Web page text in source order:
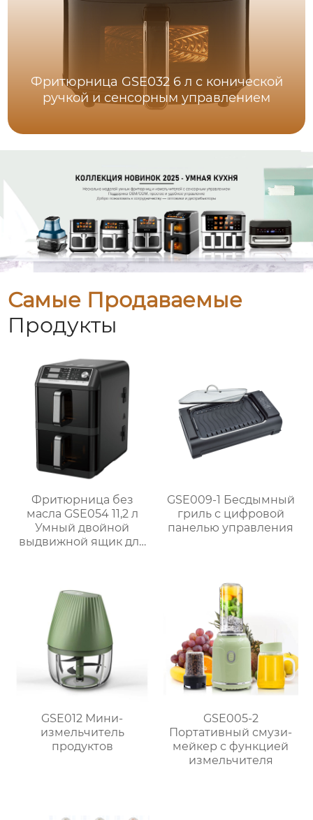
Фритюрница GSE032 6 л с конической
ручкой и сенсорным управлением
Самые Продаваемые
Продукты
Фритюрница без
масла GSE054 11,2 л
Умный двойной
выдвижной ящик для
GSE009-1 Бесдымный
гриль с цифровой
панелью управления
GSE012 Мини-
измельчитель
продуктов
GSE005-2
Портативный смузи-
мейкер с функцией
измельчителя